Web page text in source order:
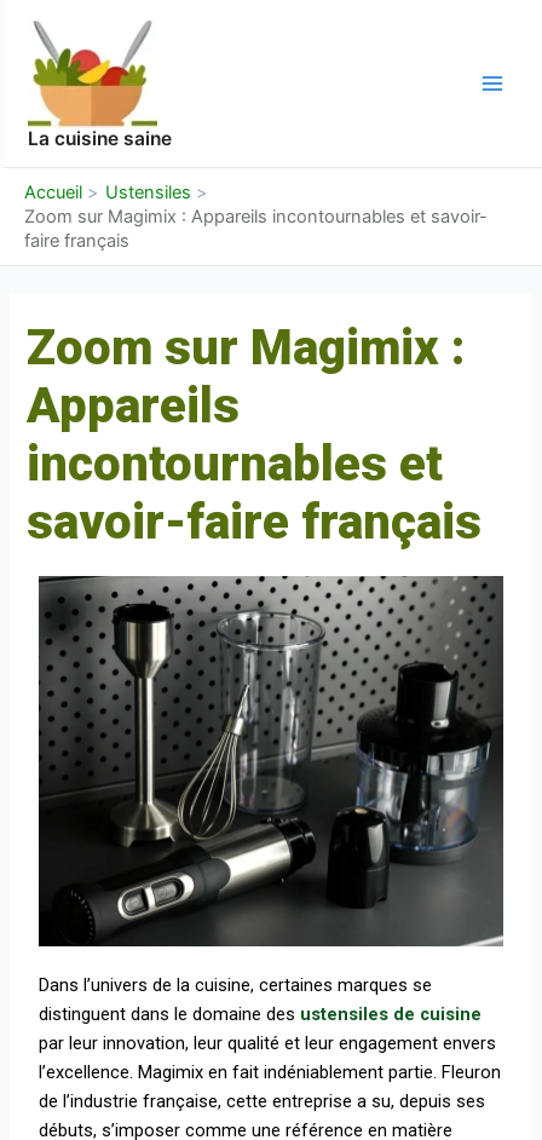
contenu
La cuisine saine
Accueil
Ustensiles
Zoom sur Magimix : Appareils incontournables et savoir-
faire français
Zoom sur Magimix :
Appareils
incontournables et
savoir-faire français
Dans l’univers de la cuisine, certaines marques se
distinguent dans le domaine des ustensiles de cuisine
par leur innovation, leur qualité et leur engagement envers
l’excellence. Magimix en fait indéniablement partie. Fleuron
de l’industrie française, cette entreprise a su, depuis ses
débuts, s’imposer comme une référence en matière
des
articles